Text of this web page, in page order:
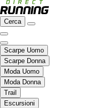
Cerca
Scarpe Uomo
Scarpe Donna
Moda Uomo
Moda Donna
Trail
Escursioni